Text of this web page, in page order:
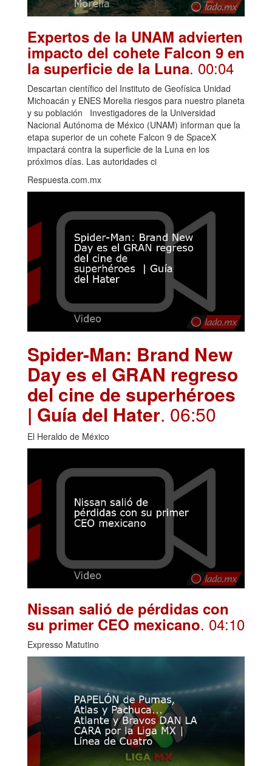
Expertos de la UNAM advierten
impacto del cohete Falcon 9 en
la superficie de la Luna. 00:04
Descartan científico del Instituto de Geofísica Unidad
Michoacán y ENES Morelia riesgos para nuestro planeta
y su población Investigadores de la Universidad
Nacional Autónoma de México (UNAM) informan que la
etapa superior de un cohete Falcon 9 de SpaceX
impactará contra la superficie de la Luna en los
próximos días. Las autoridades ci
Respuesta.com.mx
Spider-Man: Brand New
Day es el GRAN regreso
del cine de superhéroes
| Guía del Hater. 06:50
El Heraldo de México
Nissan salió de pérdidas con
su primer CEO mexicano. 04:10
Expresso Matutino